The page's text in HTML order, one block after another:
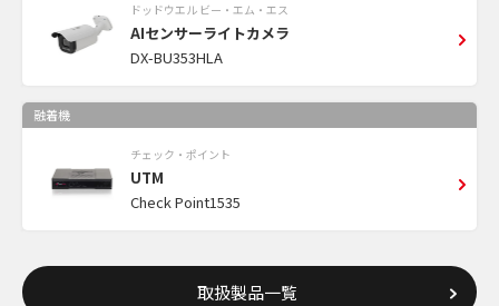
ドッドウエル ビー・エム・エス
AIセンサーライトカメラ
DX-BU353HLA
融着機
チェック・ポイント
UTM
Check Point1535
取扱製品一覧